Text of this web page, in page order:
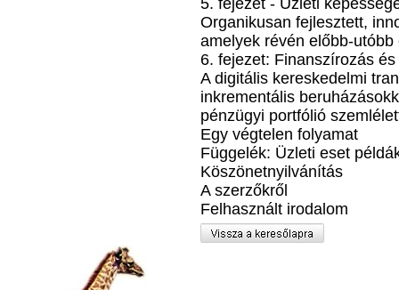
5. fejezet - Üzleti
Organikusan fejlesztett,
amelyek révén előbb-
6. fejezet: Finanszírozás
A digitális kereskedelmi
inkrementális
pénzügyi portfólió
Egy végtelen folyamat
Függelék: Üzleti eset
Köszönetnyilvánítás
A szerzőkről
Felhasznált irodalom